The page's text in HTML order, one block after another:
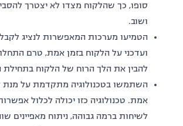
סופו, כך שהלקוח מצדו לא יצטרך
ושוב.
הטמיעו מערכות המאפשרות לנציג לקבל
ועדכני על הלקוח בזמן אמת, טרם
להבין את הלך הרוח של הלקוח בתחילת
השתמשו בטכנולוגיה מתקדמת על מנת
אמת. טכנולוגיה כזו יכולה לכלול
לשיחות ברמה גבוהה, ניתוח מאפיינים